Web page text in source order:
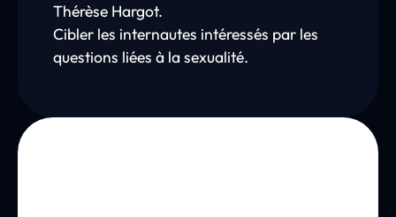
Thérèse Hargot.
Cibler les internautes intéressés par les
questions liées à la sexualité.